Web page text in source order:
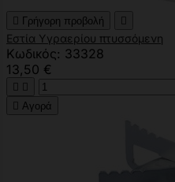
 Γρήγορη προβολή 
Εστία Υγραερίου πτυσσόμενη
Κωδικός: 33328
13,50 €
 
 Αγορά